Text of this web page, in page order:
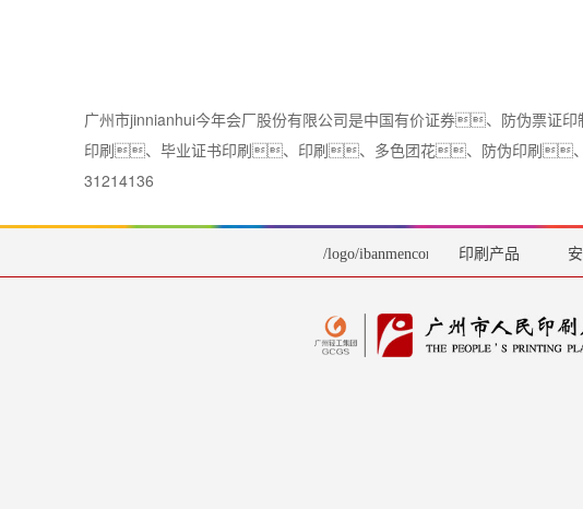
广州市jinnianhui今年会厂股份有限公司是中国有价证券、防伪票
印刷、毕业证书印刷、印刷、多色团花、防伪印刷
31214136
/logo/ibanmencom.png首页
印刷产品